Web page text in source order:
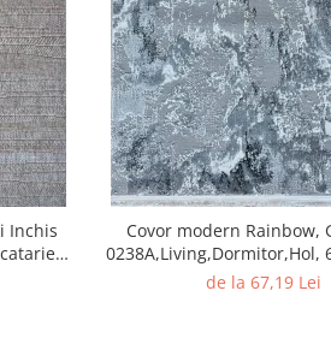
Inchis
Covor modern Rainbow,
0238A,Living,Dormitor,Hol,
de la 67,19 Lei